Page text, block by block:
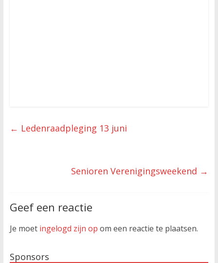
← Ledenraadpleging 13 juni
Senioren Verenigingsweekend →
Geef een reactie
Je moet ingelogd zijn op om een reactie te plaatsen.
Sponsors